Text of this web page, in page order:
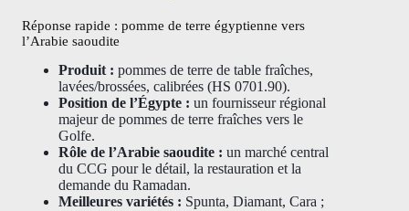
Réponse rapide : pomme de terre égyptienne vers
l’Arabie saoudite
Produit : pommes de terre de table fraîches,
lavées/brossées, calibrées (HS 0701.90).
Position de l’Égypte : un fournisseur régional
majeur de pommes de terre fraîches vers le
Golfe.
Rôle de l’Arabie saoudite : un marché central
du CCG pour le détail, la restauration et la
demande du Ramadan.
Meilleures variétés : Spunta, Diamant, Cara ;